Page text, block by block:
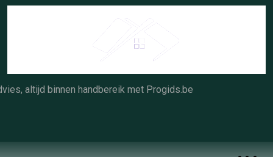
Skip
altijd binnen handbereik met Progids.be